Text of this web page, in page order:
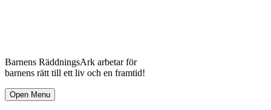
Barnens RäddningsArk arbetar för
barnens rätt till ett liv och en framtid!
Open Menu